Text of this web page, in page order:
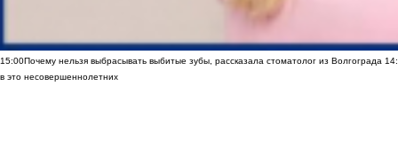
15:00Почему нельзя выбрасывать выбитые зубы, рассказала стоматолог из Волгограда
в это несовершеннолетних